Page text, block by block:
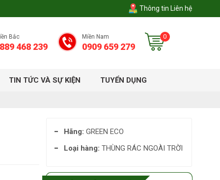
Thông tin Liên hệ
Bắc
468 239
Miền Nam
0909 659 279
0
TIN TỨC VÀ SỰ KIỆN TUYỂN DỤNG
Hãng: GREEN ECO
Loại hàng: THÙNG RÁC NGOÀI TRỜI